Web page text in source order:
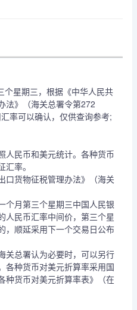
星期三，根据《中华人民共
法》（海关总署令第272
率可以确认，仅供查询参考;
人民币和美元统计。各种货币
率。
口货物征税管理办法》（海关
个月第三个星期三中国人民银
人民币汇率中间价，第三个星
，顺延采用下一个交易日公布
关总署认为必要时，可以另行
各种货币对美元折算率采用国
种货币对美元折算率表》（在